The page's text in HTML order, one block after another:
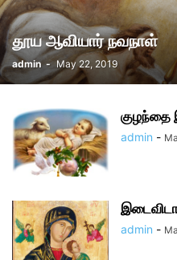
தூய ஆவியார் நவநாள்
admin - May 22, 2019
குழந்தை
admin -
admin -